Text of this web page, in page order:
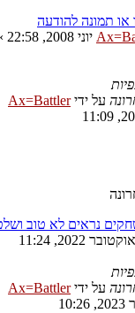
או תמונה להודעה
על ידיAx=Battler
על ידיAx=Battler